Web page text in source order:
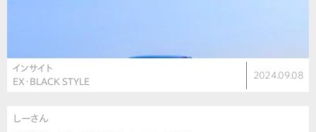
インサイト
EX・BLACK STYLE
2024.09.08
しーさん